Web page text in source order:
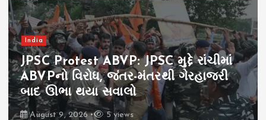
India
Rahul Gandhi Prayagraj: ગટરનું
પાણી, કાદવ છતાં ઉમટ્યા હજારો
વિદ્યાર્થીઓ, પ્રયાગરાજમાં રાહુલ ગાંધીનો
3D ફોર્મ્યુલા ચર્ચામાં
August 9, 2026 7 views